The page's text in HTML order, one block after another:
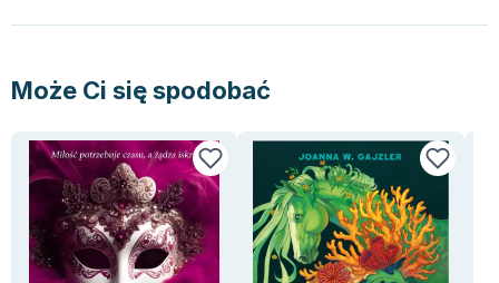
Może Ci się spodobać